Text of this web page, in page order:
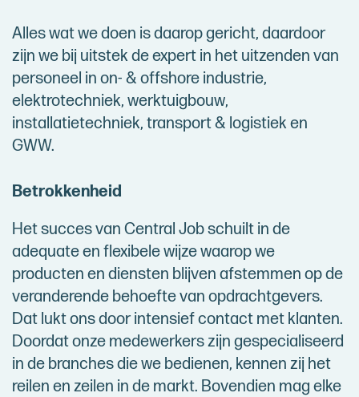
Alles wat we doen is daarop gericht, daardoor
zijn we bij uitstek de expert in het uitzenden van
personeel in on- & offshore industrie,
elektrotechniek, werktuigbouw,
installatietechniek, transport & logistiek en
GWW.
Betrokkenheid
Het succes van Central Job schuilt in de
adequate en flexibele wijze waarop we
producten en diensten blijven afstemmen op de
veranderende behoefte van opdrachtgevers.
Dat lukt ons door intensief contact met klanten.
Doordat onze medewerkers zijn gespecialiseerd
in de branches die we bedienen, kennen zij het
reilen en zeilen in de markt. Bovendien mag elke